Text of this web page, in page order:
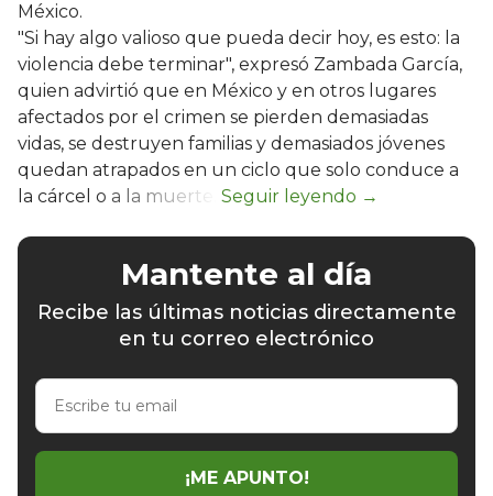
México.
"Si hay algo valioso que pueda decir hoy, es esto: la
violencia debe terminar", expresó Zambada García,
quien advirtió que en México y en otros lugares
afectados por el crimen se pierden demasiadas
vidas, se destruyen familias y demasiados jóvenes
quedan atrapados en un ciclo que solo conduce a
la cárcel o a la muerte.
Mantente al día
Recibe las últimas noticias directamente
en tu correo electrónico
Escribe
email
¡ME APUNTO!